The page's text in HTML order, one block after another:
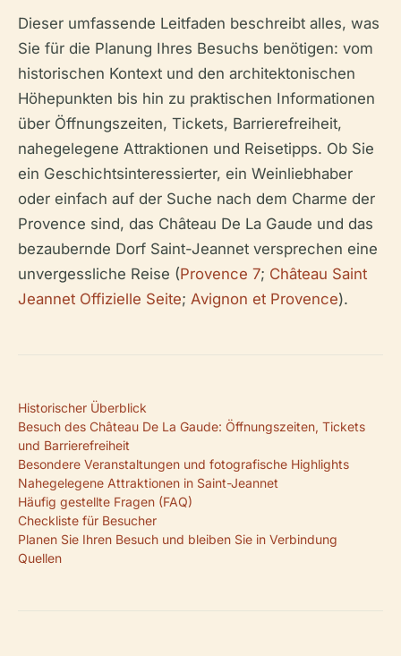
Dieser umfassende Leitfaden beschreibt alles, was
Sie für die Planung Ihres Besuchs benötigen: vom
historischen Kontext und den architektonischen
Höhepunkten bis hin zu praktischen Informationen
über Öffnungszeiten, Tickets, Barrierefreiheit,
nahegelegene Attraktionen und Reisetipps. Ob Sie
ein Geschichtsinteressierter, ein Weinliebhaber
oder einfach auf der Suche nach dem Charme der
Provence sind, das Château De La Gaude und das
bezaubernde Dorf Saint-Jeannet versprechen eine
unvergessliche Reise (Provence 7; Château Saint
Jeannet Offizielle Seite; Avignon et Provence).
Historischer Überblick
Besuch des Château De La Gaude: Öffnungszeiten, Tickets
und Barrierefreiheit
Besondere Veranstaltungen und fotografische Highlights
Nahegelegene Attraktionen in Saint-Jeannet
Häufig gestellte Fragen (FAQ)
Checkliste für Besucher
Planen Sie Ihren Besuch und bleiben Sie in Verbindung
Quellen